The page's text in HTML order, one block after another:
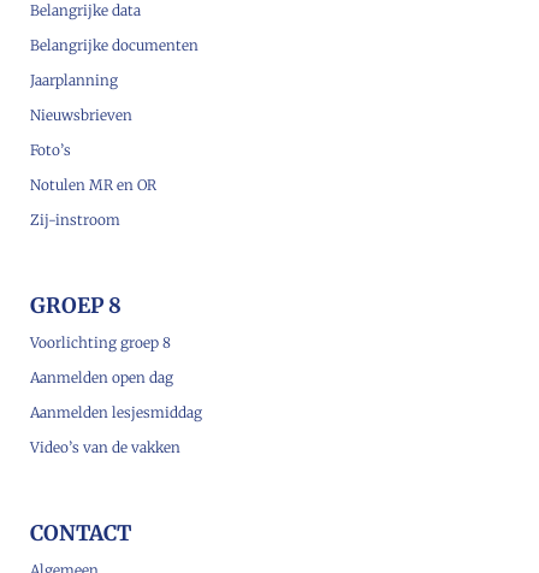
Belangrijke data
Belangrijke documenten
Jaarplanning
Nieuwsbrieven
Foto’s
Notulen MR en OR
Zij-instroom
GROEP 8
Voorlichting groep 8
Aanmelden open dag
Aanmelden lesjesmiddag
Video’s van de vakken
CONTACT